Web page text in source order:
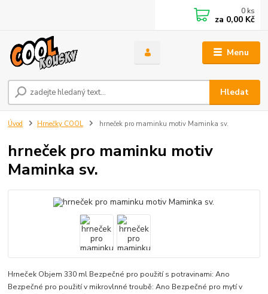
Menu
Hledat
0 ks
za 0,00 Kč
Úvod Hrnečky COOL hrneček pro maminku motiv Maminka sv.
hrneček pro maminku motiv
Maminka sv.
Hrneček Objem 330 ml Bezpečné pro použití s potravinami: Ano
Bezpečné pro použití v mikrovlnné troubě: Ano Bezpečné pro mytí v